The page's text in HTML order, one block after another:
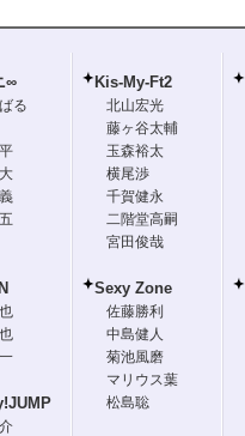
∞
る
Kis-My-Ft2
北山宏光
藤ヶ谷太輔
玉森裕太
横尾渉
千賀健永
二階堂高嗣
宮田俊哉
Sexy Zone
佐藤勝利
中島健人
菊池風磨
マリウス葉
松島聡